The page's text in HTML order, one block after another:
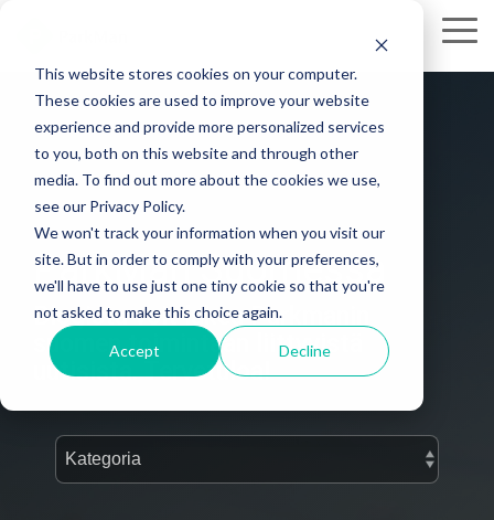
This website stores cookies on your computer.
These cookies are used to improve your website
experience and provide more personalized services
to you, both on this website and through other
media. To find out more about the cookies we use,
see our Privacy Policy.
We won't track your information when you visit our
site. But in order to comply with your preferences,
we'll have to use just one tiny cookie so that you're
not asked to make this choice again.
Accept Decline
content.
ParkMan Suomessa
Blogista voit lukea Parkmanin
suomen toimintaan liittyvistä
uutisista. Tervetuloa!